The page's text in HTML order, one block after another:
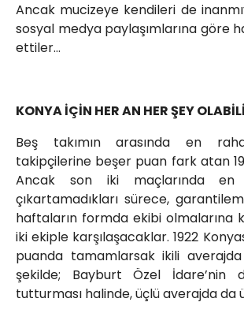
Ancak mucizeye kendileri de
sosyal medya paylaşımlarına göre
ettiler…
KONYA İÇİN HER AN HER ŞEY
Beş takımın arasında en
takipçilerine beşer puan fark atan
Ancak son iki maçlarında
çıkartamadıkları sürece,
haftaların formda ekibi olmalarına
iki ekiple karşılaşacaklar. 1922
puanda tamamlarsak ikili averajda
şekilde; Bayburt Özel İdare’nin
tutturması halinde, üçlü averajda da